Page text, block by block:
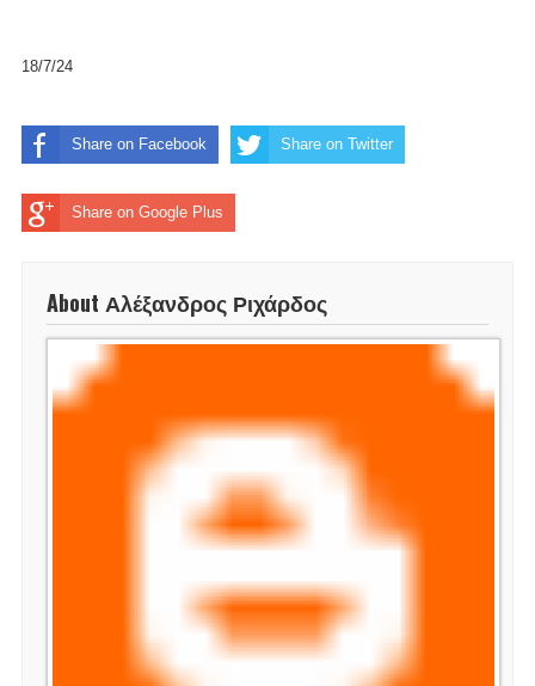
18/7/24
Share on Facebook Share on Twitter
Share on Google Plus
About Αλέξανδρος Ριχάρδος